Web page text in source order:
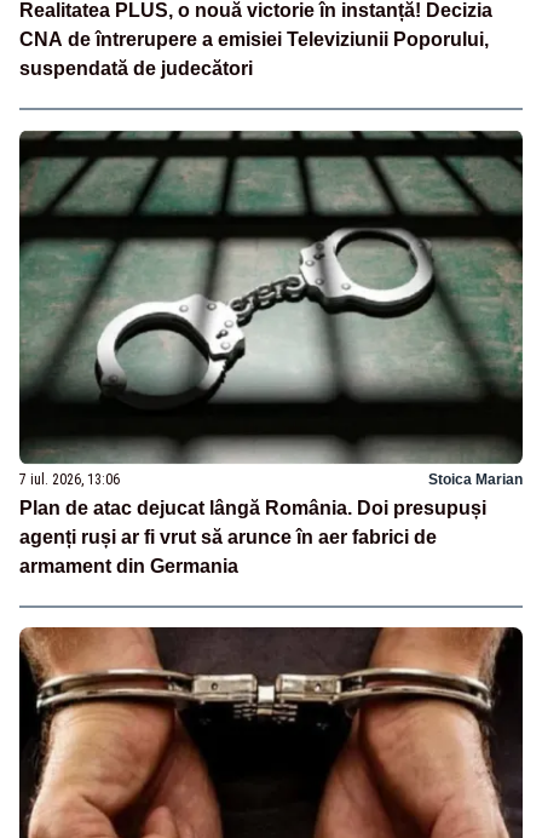
Realitatea PLUS, o nouă victorie în instanță! Decizia
CNA de întrerupere a emisiei Televiziunii Poporului,
suspendată de judecători
7 iul. 2026, 13:06 Stoica Marian
Plan de atac dejucat lângă România. Doi presupuși
agenți ruși ar fi vrut să arunce în aer fabrici de
armament din Germania